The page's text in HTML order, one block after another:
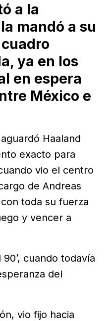
a la
mandó a su
ya en los
en espera
México e
Haaland
exacto para
vio el centro
de Andreas
toda su fuerza
y vencer a
cuando todavía
del
vio fijo hacia